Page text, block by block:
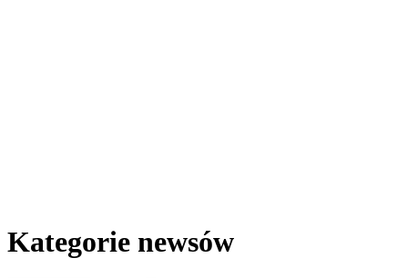
Kategorie newsów